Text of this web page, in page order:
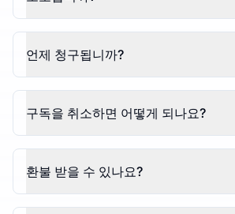
언제 청구됩니까?
구독을 취소하면 어떻게 되나요?
환불 받을 수 있나요?